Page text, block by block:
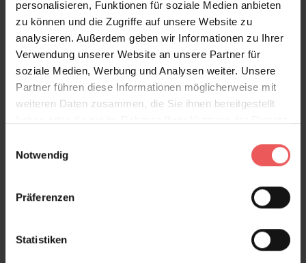
personalisieren, Funktionen für soziale Medien anbieten
zu können und die Zugriffe auf unsere Website zu
analysieren. Außerdem geben wir Informationen zu Ihrer
Verwendung unserer Website an unsere Partner für
soziale Medien, Werbung und Analysen weiter. Unsere
Partner führen diese Informationen möglicherweise mit
weiteren Daten zusammen, die Sie ihnen bereitgestellt
Notwendig
Präferenzen
Statistiken